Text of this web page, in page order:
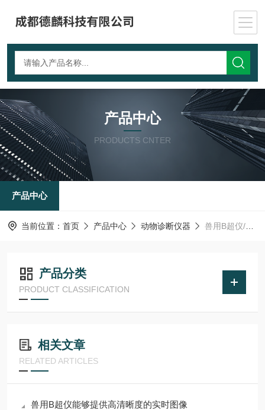
产品中心
PRODUCTS CNTER
产品中心
当前位置： 首页 产品中心 动物诊断仪器 兽用B超仪/动物成像设备
产品分类
PRODUCT CLASSIFICATION
相关文章
RELATED ARTICLES
兽用B超仪能够提供高清晰度的实时图像